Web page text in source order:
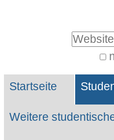
Website durchsuchen
Suche…
Sektionen
Startseite
Weitere